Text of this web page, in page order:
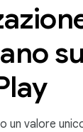
su
un valore